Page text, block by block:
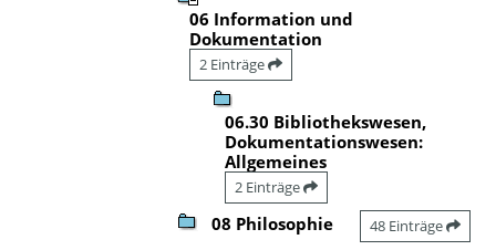
06 Information und
Dokumentation
2 Einträge
06.30 Bibliothekswesen,
Dokumentationswesen:
Allgemeines
2 Einträge
08 Philosophie 48 Einträge